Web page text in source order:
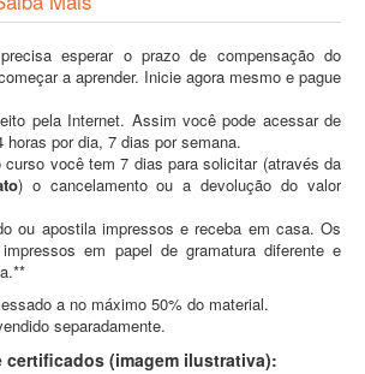
esperar o prazo de compensação do
a aprender. Inicie agora mesmo e pague
pela Internet. Assim você pode acessar de
horas por dia, 7 dias por semana.
curso você tem 7 dias para solicitar (através da
) o cancelamento ou a devolução do valor
ou apostila impressos e receba em casa. Os
em papel de gramatura diferente e
a no máximo 50% do material.
separadamente.
certificados (imagem ilustrativa):